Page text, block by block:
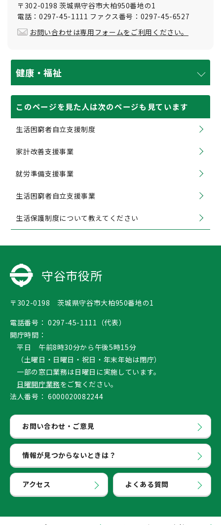
〒302-0198 茨城県守谷市大柏950番地の1
電話：0297-45-1111 ファクス番号：0297-45-6527
お問い合わせは専用フォームをご利用ください。
健康・福祉
このページを見た人は次のページも見ています
生活困窮者自立支援制度
家計改善支援事業
就労準備支援事業
生活困窮者自立支援事業
生活保護制度について教えてください
守谷市役所
〒302-0198 茨城県守谷市大柏950番地の1
電話番号： 0297-45-1111（代表）
開庁時間：
平日 午前8時30分から午後5時15分
（土曜日・日曜日・祝日・年末年始は閉庁）
一部の窓口業務は日曜日に実施しています。
日曜開庁業務をご覧ください。
法人番号： 6000020082244
お問い合わせ・ご意見
情報が見つからないときは？
アクセス よくある質問